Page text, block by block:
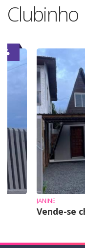
Clubinho
JANINE
Vende-se